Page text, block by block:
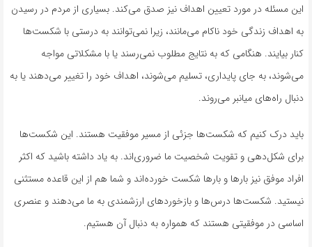
این مسئله در مورد تعیین اهداف نیز صدق می‌کند. بسیاری از مردم در رسیدن
به اهداف زندگی خود ناکام می‌مانند، زیرا نمی‌توانند به درستی با شکست‌ها
کنار بیایند. هنگامی که به نتایج مطلوب نمی‌رسند یا با مشکلاتی مواجه
می‌شوند، به جای پایداری، تسلیم می‌شوند، اهداف خود را تغییر می‌دهند یا به
دنبال راه‌های میانبر می‌روند.
باید درک کنیم که شکست‌ها جزئی از مسیر موفقیت هستند. این شکست‌ها
برای شکل‌دهی و تقویت شخصیت ما ضروری‌اند. به یاد داشته باشید که اکثر
افراد موفق نیز بارها و بارها شکست خورده‌اند و شما هم از این قاعده مستثنی
نیستید. شکست‌ها درس‌ها و بازخوردهای ارزشمندی به ما می‌دهند و عنصری
اساسی در موفقیتی هستند که همواره به دنبال آن هستیم.